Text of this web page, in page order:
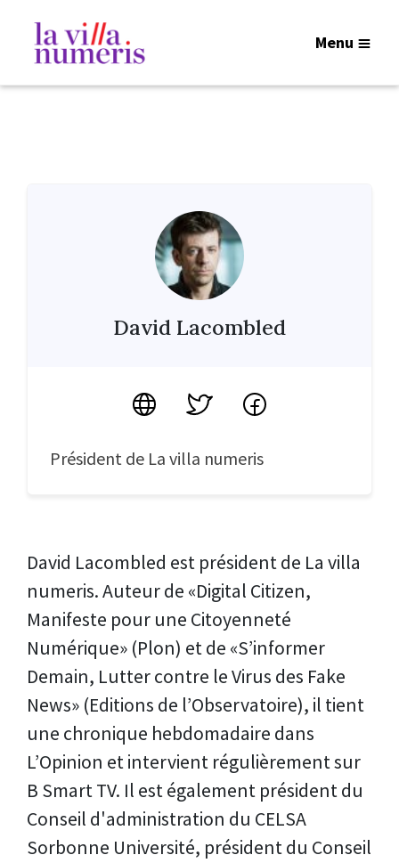
Menu
David Lacombled
Site Twitter Facebook
Président de La villa numeris
David Lacombled est président de La villa
numeris. Auteur de «Digital Citizen,
Manifeste pour une Citoyenneté
Numérique» (Plon) et de «S’informer
Demain, Lutter contre le Virus des Fake
News» (Editions de l’Observatoire), il tient
une chronique hebdomadaire dans
L’Opinion et intervient régulièrement sur
B Smart TV. Il est également président du
Conseil d'administration du CELSA
Sorbonne Université, président du Conseil